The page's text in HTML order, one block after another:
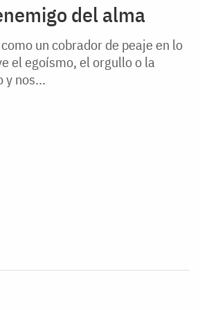
del alma
un cobrador de peaje en lo
el egoísmo, el orgullo o la
y nos...